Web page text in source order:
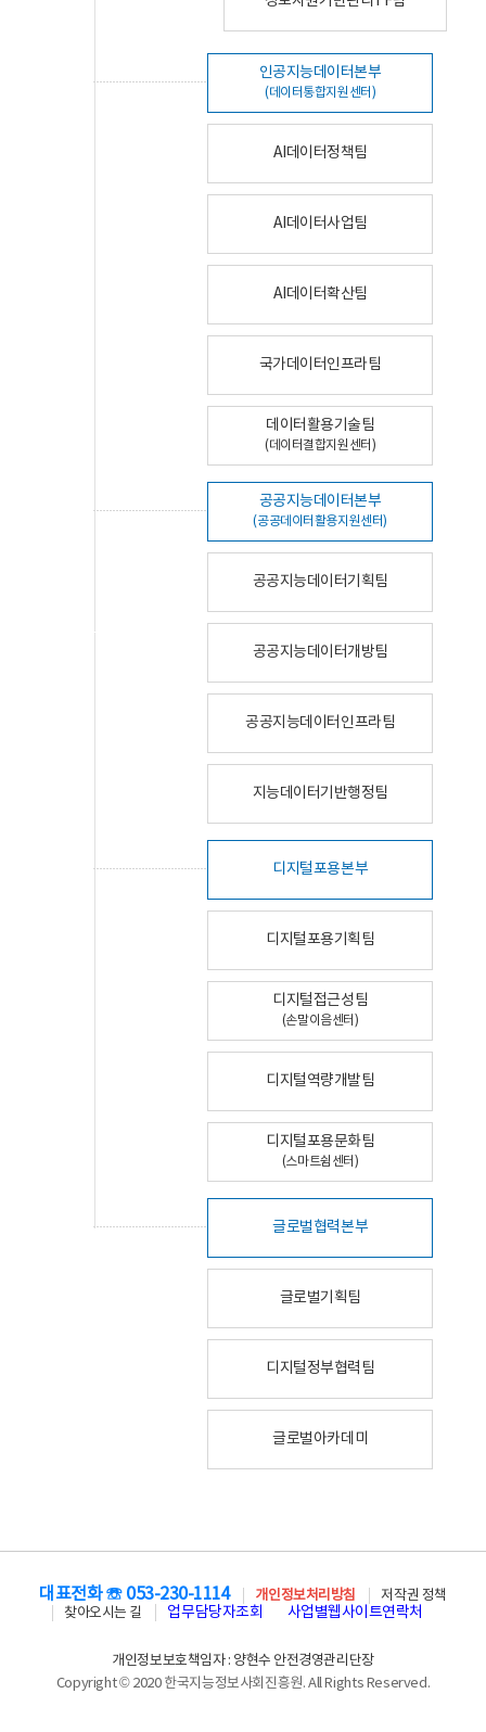
인공지능데이터본부
(데이터통합지원센터)
AI데이터정책팀
AI데이터사업팀
AI데이터확산팀
국가데이터인프라팀
데이터활용기술팀
(데이터결합지원센터)
공공지능데이터본부
(공공데이터활용지원센터)
공공지능데이터기획팀
공공지능데이터개방팀
공공지능데이터인프라팀
지능데이터기반행정팀
디지털포용본부
디지털포용기획팀
디지털접근성팀
(손말이음센터)
디지털역량개발팀
디지털포용문화팀
(스마트쉼센터)
글로벌협력본부
글로벌기획팀
디지털정부협력팀
글로벌아카데미
대표전화 ☏ 053-230-1114 개인정보처리방침
저작권 정책
찾아오시는 길
업무담당자조회 사업별웹사이트연락처
개인정보보호책임자 : 양현수 안전경영관리단장
Copyright © 2020 한국지능정보사회진흥원. All Rights Reserved.